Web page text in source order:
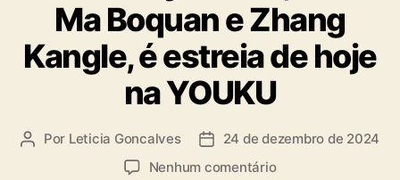
g
o
r
i
a
s
Ma Boquan e Zhang
Kangle, é estreia de hoje
na YOUKU
A Por Leticia Goncalves
D 24 de dezembro de 2024
Nenhum comentárioe